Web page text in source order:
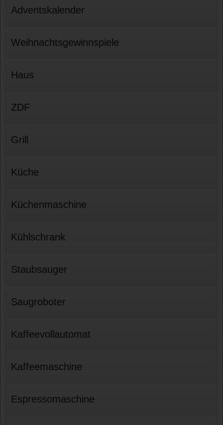
Adventskalender
Weihnachtsgewinnspiele
Haus
ZDF
Grill
Küche
Küchenmaschine
Kühlschrank
Staubsauger
Saugroboter
Kaffeevollautomat
Kaffeemaschine
Espressomaschine